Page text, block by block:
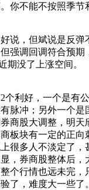
你不能不按照季节
说，但斌说是反弹
强调回调符合预期
期没了上涨空间。
个利好，一个是有
脉冲；另外一个是
商股大调整，明天
板块有一定的正向
很多人不淡定了，
，券商股整体后，
个行情也远未完，
了，难度大一些了